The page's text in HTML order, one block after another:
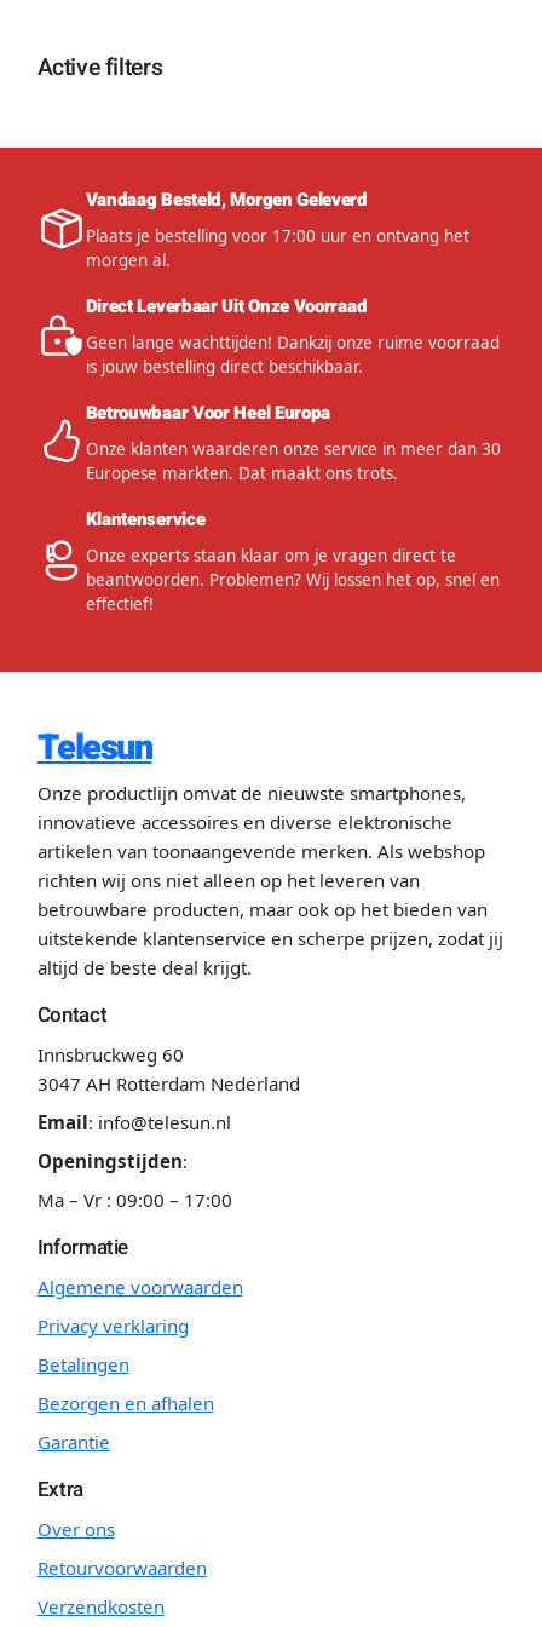
Active filters
Vandaag Besteld, Morgen Geleverd
Plaats je bestelling voor 17:00 uur en ontvang het
morgen al.
Direct Leverbaar Uit Onze Voorraad
Geen lange wachttijden! Dankzij onze ruime voorraad
is jouw bestelling direct beschikbaar.
Betrouwbaar Voor Heel Europa
Onze klanten waarderen onze service in meer dan 30
Europese markten. Dat maakt ons trots.
Klantenservice
Onze experts staan klaar om je vragen direct te
beantwoorden. Problemen? Wij lossen het op, snel en
effectief!
Telesun
Onze productlijn omvat de nieuwste smartphones,
innovatieve accessoires en diverse elektronische
artikelen van toonaangevende merken. Als webshop
richten wij ons niet alleen op het leveren van
betrouwbare producten, maar ook op het bieden van
uitstekende klantenservice en scherpe prijzen, zodat jij
altijd de beste deal krijgt.
Contact
Innsbruckweg 60
3047 AH Rotterdam Nederland
Email: info@telesun.nl
Openingstijden:
Ma – Vr : 09:00 – 17:00
Informatie
Algemene voorwaarden
Privacy verklaring
Betalingen
Bezorgen en afhalen
Garantie
Extra
Over ons
Retourvoorwaarden
Verzendkosten